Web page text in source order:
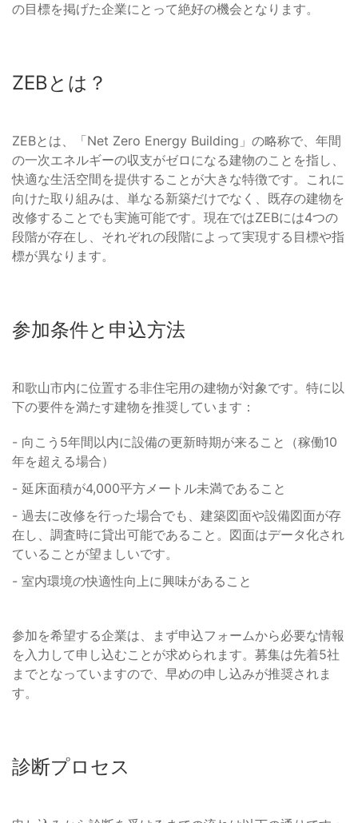
の目標を掲げた企業にとって絶好の機会となります。
ZEBとは？
ZEBとは、「Net Zero Energy Building」の略称で、年間
の一次エネルギーの収支がゼロになる建物のことを指し、
快適な生活空間を提供することが大きな特徴です。これに
向けた取り組みは、単なる新築だけでなく、既存の建物を
改修することでも実施可能です。現在ではZEBには4つの
段階が存在し、それぞれの段階によって実現する目標や指
標が異なります。
参加条件と申込方法
和歌山市内に位置する非住宅用の建物が対象です。特に以
下の要件を満たす建物を推奨しています：
- 向こう5年間以内に設備の更新時期が来ること（稼働10
年を超える場合）
- 延床面積が4,000平方メートル未満であること
- 過去に改修を行った場合でも、建築図面や設備図面が存
在し、調査時に貸出可能であること。図面はデータ化され
ていることが望ましいです。
- 室内環境の快適性向上に興味があること
参加を希望する企業は、まず申込フォームから必要な情報
を入力して申し込むことが求められます。募集は先着5社
までとなっていますので、早めの申し込みが推奨されま
す。
診断プロセス